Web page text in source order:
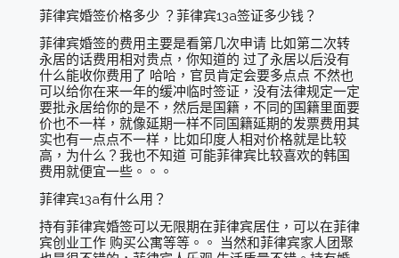
菲律宾婚签价格多少 ？菲律宾13a签证多少钱？
菲律宾婚签的费用主要是看第几次申请 比如第二次转
永居的话费用相对贵点，你知道的 过了永居以后没有
什么能收你费用了 哈哈，官员肯定会要多点点 不然也
可以给你在来一年的缓冲临时签证，没有法律规定一定
要批永居给你的是不，然后是国籍，不同的国籍里面要
价也不一样，就像延期一样不同国籍延期的发票费用其
实也有一点点不一样，比如印度人相对价格就是比较
高，为什么？我也不知道 可能菲律宾比较喜欢的韩国
费用就便宜一些。。。
菲律宾13a有什么用？
持有菲律宾婚签可以无限期在菲律宾居住，可以在菲律
宾创业工作 购买公寓等等。。 当然和菲律宾家人团聚